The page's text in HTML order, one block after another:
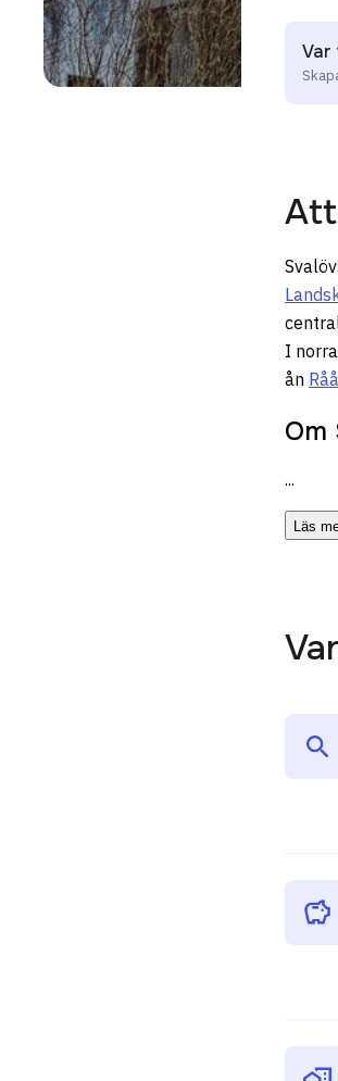
Var
I
ån
Om
...
Läs